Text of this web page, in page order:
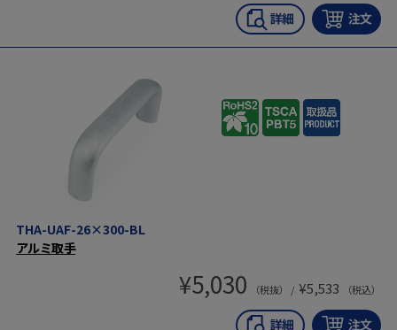
THA-UAF-26×300-BL
アルミ取手
¥5,030 （税抜） / ¥5,533 （税込）